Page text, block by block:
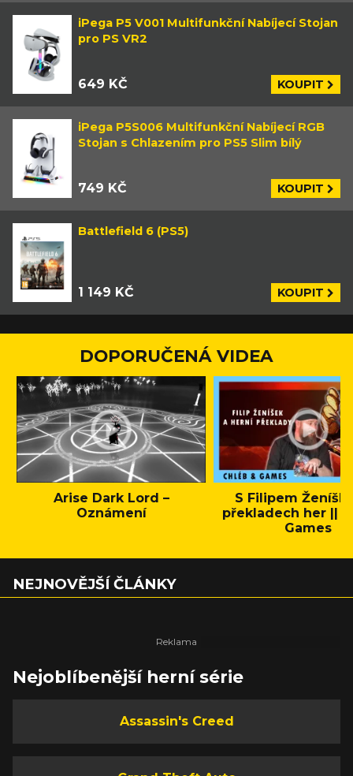
iPega P5 V001 Multifunkční Nabíjecí Stojan
pro PS VR2
649 KČ KOUPIT
iPega P5S006 Multifunkční Nabíjecí RGB
Stojan s Chlazením pro PS5 Slim bílý
749 KČ KOUPIT
Battlefield 6 (PS5)
1 149 KČ KOUPIT
DOPORUČENÁ VIDEA
Arise Dark Lord –
Oznámení
S Filipem
překladech her ||
Games
NEJNOVĚJŠÍ ČLÁNKY
Nejoblíbenější herní série
Assassin's Creed